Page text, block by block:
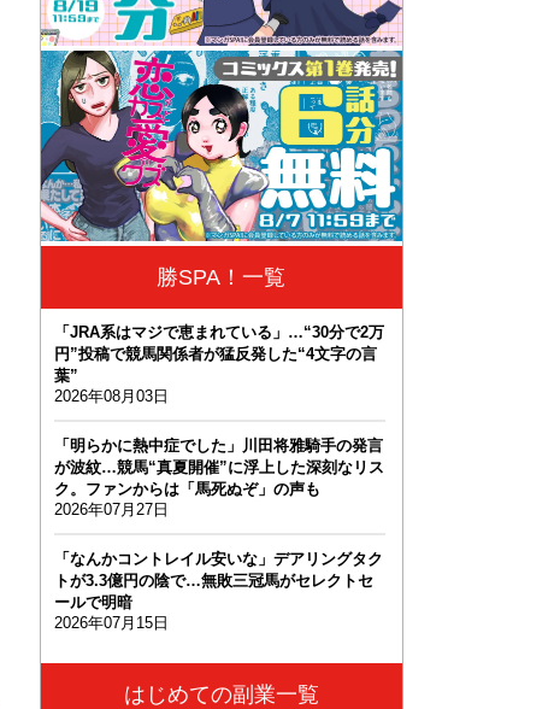
勝SPA！一覧
「JRA系はマジで恵まれている」…“30分で2万
円”投稿で競馬関係者が猛反発した“4文字の言
葉”
2026年08月03日
「明らかに熱中症でした」川田将雅騎手の発言
が波紋…競馬“真夏開催”に浮上した深刻なリス
ク。ファンからは「馬死ぬぞ」の声も
2026年07月27日
「なんかコントレイル安いな」デアリングタク
トが3.3億円の陰で…無敗三冠馬がセレクトセ
ールで明暗
2026年07月15日
はじめての副業一覧